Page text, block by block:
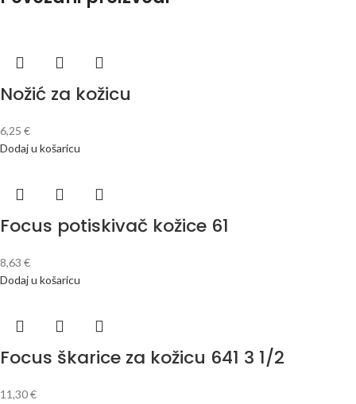
Nožić za kožicu
6,25 €
Dodaj u košaricu
Focus potiskivač kožice 61
8,63 €
Dodaj u košaricu
Focus škarice za kožicu 641 3 1/2
11,30€